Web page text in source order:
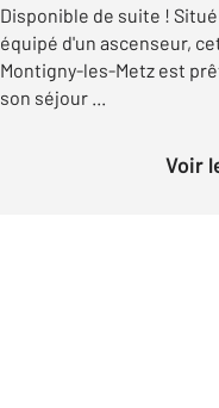
Disponible de suite !
équipé d'un ascenseur,
Montigny-les-Metz est
son séjour ...
Voir